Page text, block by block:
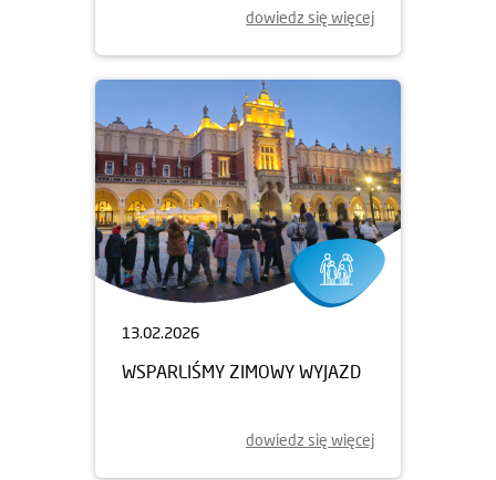
dowiedz się więcej
13.02.2026
WSPARLIŚMY ZIMOWY WYJAZD
dowiedz się więcej